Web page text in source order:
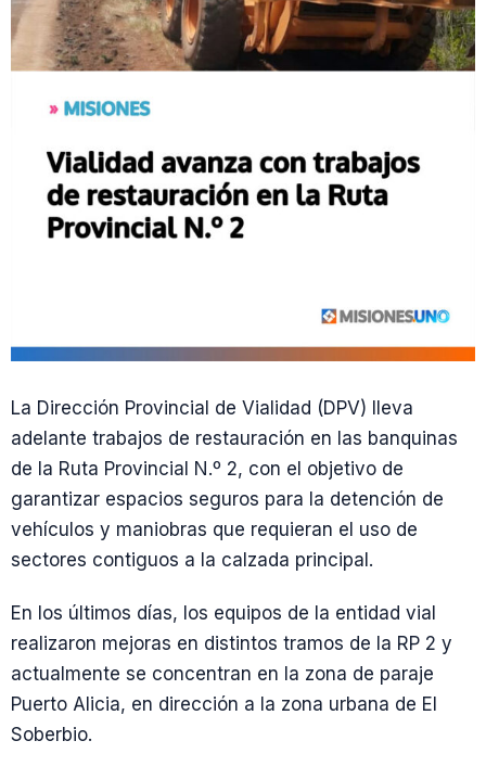
La Dirección Provincial de Vialidad (DPV) lleva
adelante trabajos de restauración en las banquinas
de la Ruta Provincial N.º 2, con el objetivo de
garantizar espacios seguros para la detención de
vehículos y maniobras que requieran el uso de
sectores contiguos a la calzada principal.
En los últimos días, los equipos de la entidad vial
realizaron mejoras en distintos tramos de la RP 2 y
actualmente se concentran en la zona de paraje
Puerto Alicia, en dirección a la zona urbana de El
Soberbio.